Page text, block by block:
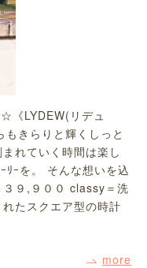
《LYDEW(リデュ
きらりと輝くしっと
れていく時間は楽し
ﾘｰを。 そんな想いを込
９,９００ classy＝洗
たスクエア型の時計
more